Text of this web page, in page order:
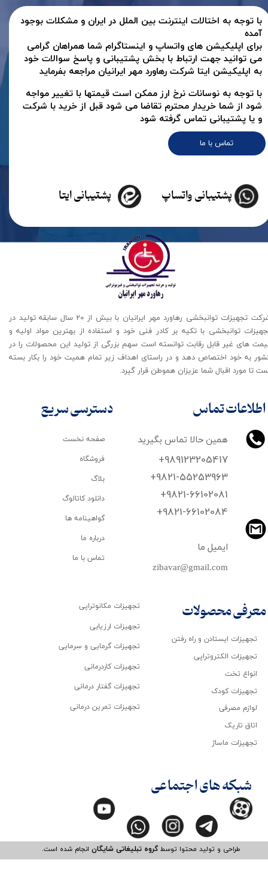
تماس با ما
با توجه به اختالات اینترنت بین الملل در ایران و مشکلات بوجود
آمده
برای اپلیکیشن های واتساپ و اینستاگرام شما همراهان گرامی
می توانید جهت ارتباط با بخش پشتیبانی و پاسخ سوالات خود
به اپلیکیشن ایتا شرکت رهاورد مهر ایرانیان مراجعه بفرماید
پشتیبانی ایتا پشتیبانی واتساپ
با توجه به نوسانات نرخ ارز ممکن است قیمتها با تغییر مواجه
شود از شما خریدار محترم تقاضا می شود قبل از خرید با شرکت
و یا پشتیبانی تماس گرفته شود
اطلاعات تماس
همین حالا تماس بگیرید
+989123205417
+9821-55253963
+9821-66102081
​​​​​​​+9821-66102084
zibavar@gmail.com
ایمیل ما
شرکت تجهیزات توانبخشی رهاورد مهر ایرانیان با بیش از 20 سال سابقه تولید در
توانبخشی با تکیه بر کادر فنی خود و استفاده از بهترین مواد اولیه و
های غیر قابل رقابت توانسته است سهم بزرگی از تولید این محصولات را در
به خود اختصاص دهد و در راستای اهداف زیر تمام همیت خود را بکار بسته
تا مورد اقبال شما عزیزان هموطن قرار گیرد​​​​​​​.
طراحی و تولید محتوا توسطگروه تبلیغاتی شایگانانجام شده است.​​​​​​​
تجهیزات ایستادن و راه رفتن
تجهیزات الکتروتراپی
انواع تخت
تجهیزات کودک
لوازم مصرفی
اتاق تاریک
تجهیزات ماساژ
صفحه نخست
فروشگاه
بلاگ
دانلود کاتالوگ
گواهینامه ها
درباره ما
تماس با ما
تجهیزات مکانوتراپی
تجهیزات ارزیابی
تجهیزات گرمایی و سرمایی
تجهیزات کاردرمانی
تجهیزات گفتار درمانی
تجهیزات تمرین درمانی
دسترسی سریع
معرفی محصولات
شبکه های اجتماعی